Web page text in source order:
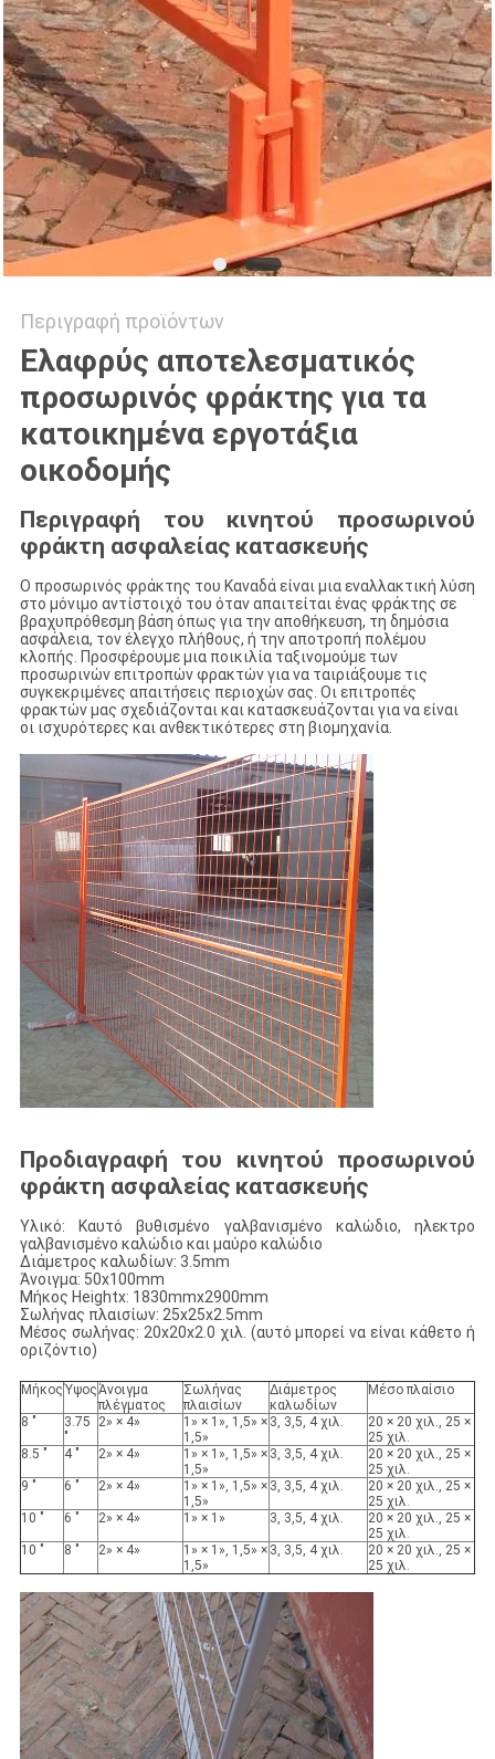
Περιγραφή προϊόντων
Ελαφρύς αποτελεσματικός
προσωρινός φράκτης για τα
κατοικημένα εργοτάξια
οικοδομής
Περιγραφή του κινητού προσωρινού
φράκτη ασφαλείας κατασκευής
Ο προσωρινός φράκτης του Καναδά είναι μια εναλλακτική λύση
στο μόνιμο αντίστοιχό του όταν απαιτείται ένας φράκτης σε
βραχυπρόθεσμη βάση όπως για την αποθήκευση, τη δημόσια
ασφάλεια, τον έλεγχο πλήθους, ή την αποτροπή πολέμου
κλοπής. Προσφέρουμε μια ποικιλία ταξινομούμε των
προσωρινών επιτροπών φρακτών για να ταιριάξουμε τις
συγκεκριμένες απαιτήσεις περιοχών σας. Οι επιτροπές
φρακτών μας σχεδιάζονται και κατασκευάζονται για να είναι
οι ισχυρότερες και ανθεκτικότερες στη βιομηχανία.
Προδιαγραφή του κινητού προσωρινού
φράκτη ασφαλείας κατασκευής
Υλικό: Καυτό βυθισμένο γαλβανισμένο καλώδιο, ηλεκτρο
γαλβανισμένο καλώδιο και μαύρο καλώδιο
Διάμετρος καλωδίων: 3.5mm
Άνοιγμα: 50x100mm
Μήκος Heightx: 1830mmx2900mm
Σωλήνας πλαισίων: 25x25x2.5mm
Μέσος σωλήνας: 20x20x2.0 χιλ. (αυτό μπορεί να είναι κάθετο ή
οριζόντιο)
ΜήκοςΎψοςΆνοιγμα
πλέγματος
Σωλήνας
πλαισίων
Διάμετρος
καλωδίων
Μέσο πλαίσιο
8 "
3.75
"
2» × 4»
1» × 1», 1,5» ×
1,5»
3, 3,5, 4 χιλ.
20 × 20 χιλ., 25 ×
25 χιλ.
8.5 "
4 " 2» × 4»
1» × 1», 1,5» ×
1,5»
3, 3,5, 4 χιλ.
20 × 20 χιλ., 25 ×
25 χιλ.
9 "
6 " 2» × 4»
1» × 1», 1,5» ×
1,5»
3, 3,5, 4 χιλ.
20 × 20 χιλ., 25 ×
25 χιλ.
10 "
6 " 2» × 4» 1» × 1» 3, 3,5, 4 χιλ.
20 × 20 χιλ., 25 ×
25 χιλ.
10 "
8 " 2» × 4»
1» × 1», 1,5» ×
1,5»
3, 3,5, 4 χιλ.
20 × 20 χιλ., 25 ×
25 χιλ.